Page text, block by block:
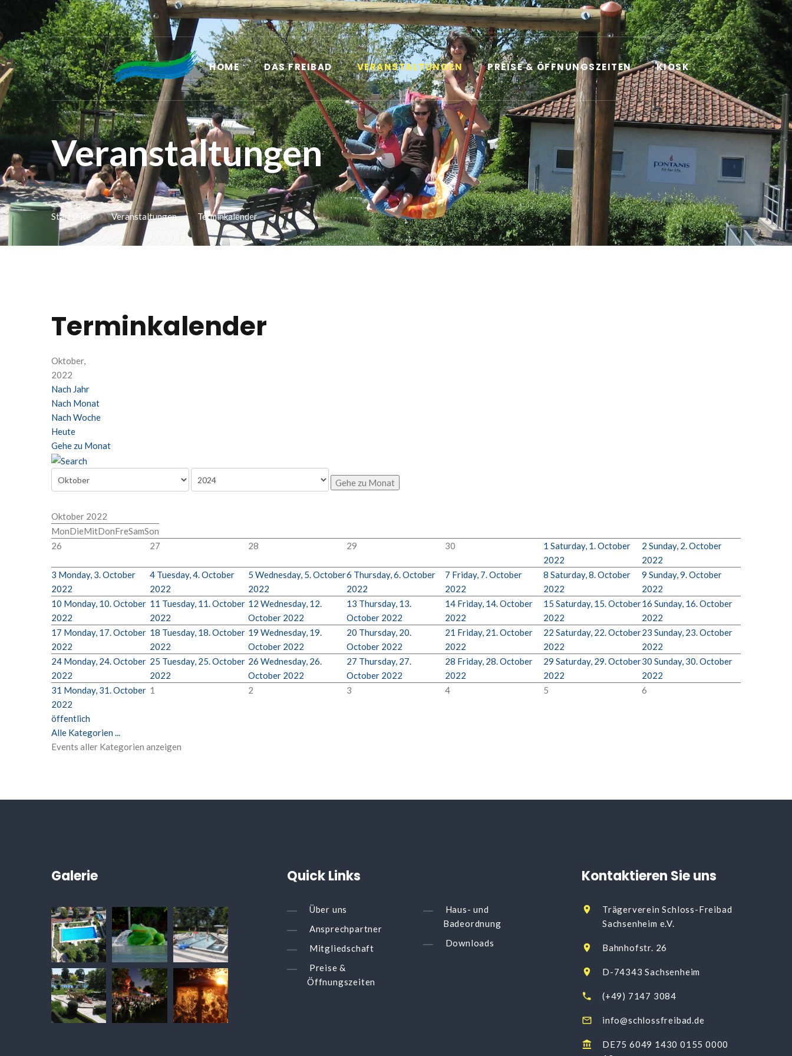
HOME DAS FREIBAD VERANSTALTUNGEN PREISE & ÖFFNUNGSZEITEN KIOSK
Veranstaltungen
Startseite Veranstaltungen Terminkalender
Terminkalender
Oktober,
2022
Nach Jahr
Nach Monat
Nach Woche
Heute
Gehe zu Monat
Gehe zu Monat
Oktober 2022
MonDieMitDonFreSamSon
26
27 28 29 30 1 Saturday, 1. October
2022
2 Sunday, 2. October
2022
3 Monday, 3. October
2022
4 Tuesday, 4. October
2022
5 Wednesday, 5. October
2022
6 Thursday, 6. October
2022
7 Friday, 7. October
2022
8 Saturday, 8. October
2022
9 Sunday, 9. October
2022
10 Monday, 10. October
2022
11 Tuesday, 11. October
2022
12 Wednesday, 12.
October 2022
13 Thursday, 13.
October 2022
14 Friday, 14. October
2022
15 Saturday, 15. October
2022
16 Sunday, 16. October
2022
17 Monday, 17. October
2022
18 Tuesday, 18. October
2022
19 Wednesday, 19.
October 2022
20 Thursday, 20.
October 2022
21 Friday, 21. October
2022
22 Saturday, 22. October
2022
23 Sunday, 23. October
2022
24 Monday, 24. October
2022
25 Tuesday, 25. October
2022
26 Wednesday, 26.
October 2022
27 Thursday, 27.
October 2022
28 Friday, 28. October
2022
29 Saturday, 29. October
2022
30 Sunday, 30. October
2022
31 Monday, 31. October
2022
1 2 3 4 5 6
öffentlich
Alle Kategorien ...
Events aller Kategorien anzeigen
Galerie QuickLinks
Über uns
Ansprechpartner
Mitgliedschaft
Preise &
Öffnungszeiten
Haus- und
Badeordnung
Downloads
Kontaktieren Sieuns
Trägerverein Schloss-Freibad
Sachsenheim e.V.
Bahnhofstr. 26
D-74343 Sachsenheim
(+49) 7147 3084
info@schlossfreibad.de
DE75 6049 1430 0155 0000